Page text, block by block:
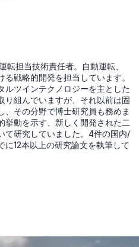
担当技術責任者。自動運転、
戦略的開発を担当しています。
ルツインテクノロジーを主とした
り組んでいますが、それ以前は固
その分野で博士研究員も務めま
挙動を示す、新しく開発された二
て研究していました。4件の国内/
に12本以上の研究論文を執筆して